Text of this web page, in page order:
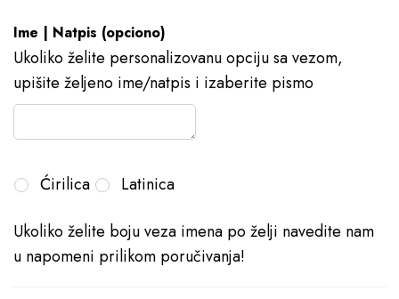
Ime | Natpis (opciono)
Ukoliko želite personalizovanu opciju sa vezom,
upišite željeno ime/natpis i izaberite pismo
Ćirilica Latinica
Ukoliko želite boju veza imena po želji navedite nam
u napomeni prilikom poručivanja!